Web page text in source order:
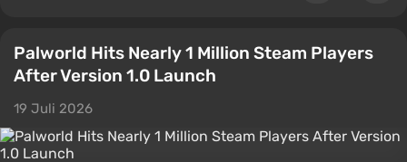
Palworld Hits Nearly 1 Million Steam Players
After Version 1.0 Launch
19 Juli 2026